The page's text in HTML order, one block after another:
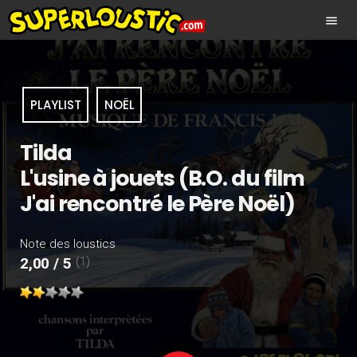
menu
PLAYLIST NOËL
Tilda
L'usine à jouets (B.O. du film
J'ai rencontré le Père Noël)
Note des loustics
2,00 / 5 (1)